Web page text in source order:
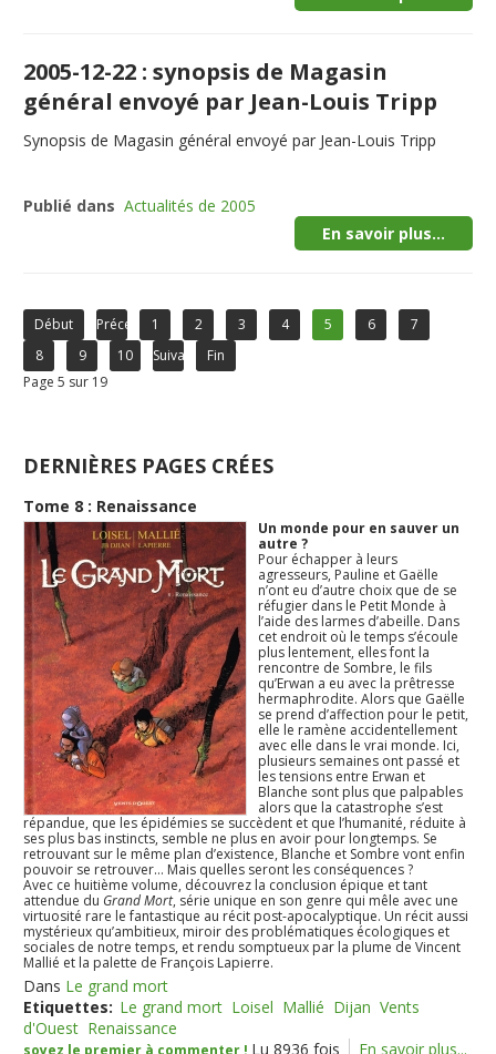
2005-12-22 : synopsis de Magasin
général envoyé par Jean-Louis Tripp
Synopsis de Magasin général envoyé par Jean-Louis Tripp
Publié dans Actualités de 2005
En savoir plus...
Début Précédent1 2 3 4 5 6
7
8
9 10 Suivant
Fin
Page 5 sur 19
DERNIÈRES PAGES CRÉES
Tome 8 : Renaissance
Un monde pour en sauver un
autre ?
Pour échapper à leurs
agresseurs, Pauline et Gaëlle
n’ont eu d’autre choix que de se
réfugier dans le Petit Monde à
l’aide des larmes d’abeille. Dans
cet endroit où le temps s’écoule
plus lentement, elles font la
rencontre de Sombre, le fils
qu’Erwan a eu avec la prêtresse
hermaphrodite. Alors que Gaëlle
se prend d’affection pour le petit,
elle le ramène accidentellement
avec elle dans le vrai monde. Ici,
plusieurs semaines ont passé et
les tensions entre Erwan et
Blanche sont plus que palpables
alors que la catastrophe s’est
répandue, que les épidémies se succèdent et que l’humanité, réduite à
ses plus bas instincts, semble ne plus en avoir pour longtemps. Se
retrouvant sur le même plan d’existence, Blanche et Sombre vont enfin
pouvoir se retrouver… Mais quelles seront les conséquences ?
Avec ce huitième volume, découvrez la conclusion épique et tant
attendue du Grand Mort, série unique en son genre qui mêle avec une
virtuosité rare le fantastique au récit post-apocalyptique. Un récit aussi
mystérieux qu’ambitieux, miroir des problématiques écologiques et
sociales de notre temps, et rendu somptueux par la plume de Vincent
Mallié et la palette de François Lapierre.
Dans Le grand mort
Etiquettes: Le grand mort Loisel Mallié Dijan Vents
d'Ouest Renaissance
soyez le premier à commenter ! Lu 8936 fois
En savoir plus...